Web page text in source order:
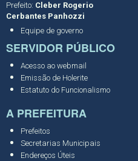
Prefeito: Cleber Rogerio
Cerbantes Panhozzi
Equipe de governo
SERVIDOR PÚBLICO
Acesso ao webmail
Emissão de Holerite
Estatuto do Funcionalismo
A PREFEITURA
Prefeitos
Secretarias Municipais
Endereços Úteis